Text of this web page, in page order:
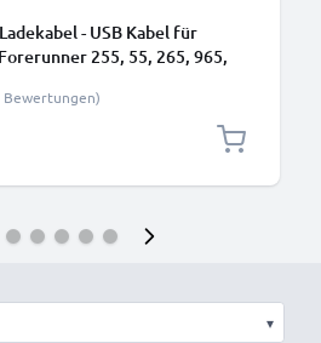
- USB Kabel für
255, 55, 265, 965,
für Fitness Armband-Uhr
Bewertungen)
▾